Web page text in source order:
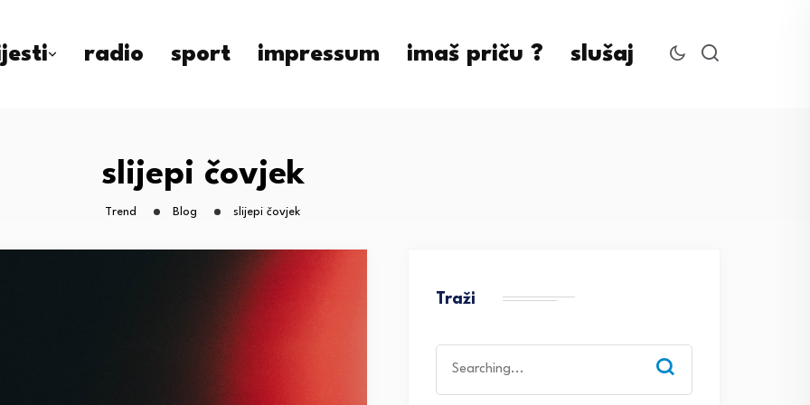
radio sport impressum imaš priču ? slušaj
slijepi čovjek
Trend Blog slijepi čovjek
Traži
for: